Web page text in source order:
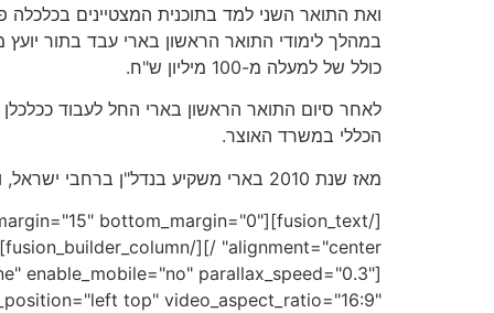
ואת התואר השני למד בתוכנית המצטיינים בכלכלה
במהלך לימודי התואר הראשון בארי עבד בתור
כולל של למעלה מ-100 מיליון ש"ח.
לאחר סיום התואר הראשון בארי החל לעבוד
הכללי במשרד האוצר.
מאז שנת 2010 בארי משקיע בנדל"ן ברחבי ישראל, ומייעץ ללקוחות בכל נושא שקשור לנדל"ן.
bottom_margin="0"
enable_mobile="no" parallax_speed="0.3"
top" video_aspect_ratio="16:9"